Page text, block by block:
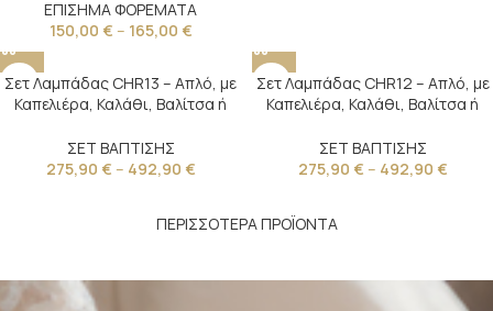
ΕΠΙΣΗΜΑ ΦΟΡΕΜΑΤΑ
150,00 € – 165,00 €
Σετ Λαμπάδας CHR13 – Απλό, με
Καπελιέρα, Καλάθι, Βαλίτσα ή
ΣΕΤ ΒΑΠΤΙΣΗΣ
275,90 € – 492,90 €
Σετ Λαμπάδας CHR12 – Απλό, με
Καπελιέρα, Καλάθι, Βαλίτσα ή
ΣΕΤ ΒΑΠΤΙΣΗΣ
275,90 € – 492,90 €
ΠΕΡΙΣΣΟΤΕΡΑ ΠΡΟΪΟΝΤΑ